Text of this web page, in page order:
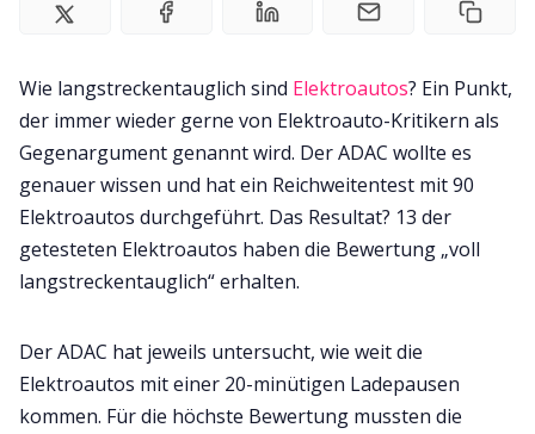
Wie langstreckentauglich sind Elektroautos? Ein Punkt,
der immer wieder gerne von Elektroauto-Kritikern als
Gegenargument genannt wird. Der ADAC wollte es
genauer wissen und hat ein Reichweitentest mit 90
Elektroautos durchgeführt. Das Resultat? 13 der
getesteten Elektroautos haben die Bewertung „voll
langstreckentauglich“ erhalten.
Der ADAC hat jeweils untersucht, wie weit die
Elektroautos mit einer 20-minütigen Ladepausen
kommen. Für die höchste Bewertung mussten die